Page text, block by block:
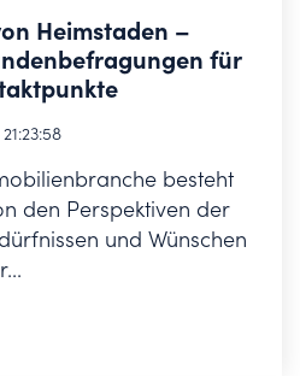
Heimstaden –
für
besteht
den Perspektiven der
und Wünschen